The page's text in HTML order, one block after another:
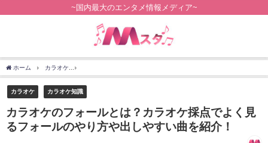
~国内最大のエンタメ情報メディア~
ホーム カラオケ
カラオケ カラオケ知識
カラオケのフォールとは？カラオケ採点でよく見
るフォールのやり方や出しやすい曲を紹介！